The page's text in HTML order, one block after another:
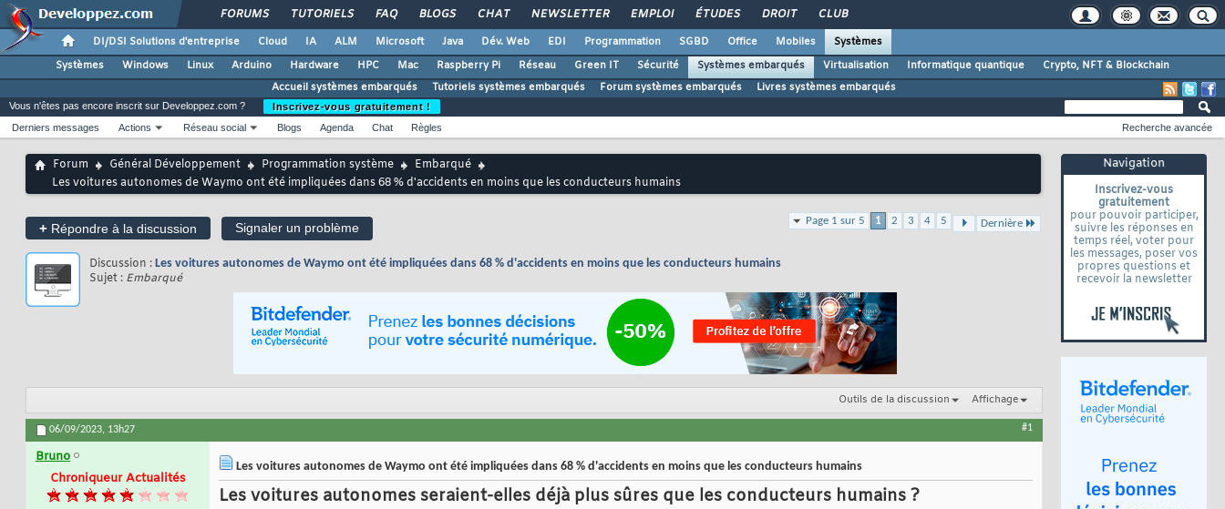
FORUMS TUTORIELS FAQ BLOGS CHAT NEWSLETTER EMPLOI ÉTUDES DROIT CLUB
DI/DSI Solutions d'entreprise Cloud IA ALM Microsoft Java Dév. Web EDI Programmation SGBD Office Mobiles
Systèmes
Systèmes
Windows Linux Arduino Hardware HPC Mac Raspberry Pi Réseau Green IT Sécurité Systèmes embarqués Virtualisation Informatique quantique
Crypto, NFT & Blockchain
Accueil systèmes embarqués
Tutoriels systèmes embarqués Forum systèmes embarqués Livres systèmes embarqués
Navigation
Inscrivez-vous
gratuitement
pour pouvoir participer,
suivre les réponses en
temps réel, voter pour
les messages, poser vos
propres questions et
recevoir la newsletter
Vous n'êtes pas encore inscrit sur Developpez.com ?
Inscrivez-vous gratuitement !
Derniers messages
Actions Réseau social Blogs Agenda Chat Règles Recherche avancée
Forum Général Développement Programmation système
Embarqué
Les voitures autonomes de Waymo ont été impliquées dans 68 % d'accidents en moins que les conducteurs humains
+ Répondre à la discussion Signaler un problème Page 1 sur 5 1 2 3 4 5 Dernière
Discussion : Les voitures autonomes de Waymo ont été impliquées dans 68 % d'accidents en moins que les conducteurs humains
Sujet : Embarqué
Outils de la discussion Affichage
06/09/2023, 13h27 #1
Bruno
Chroniqueur Actualités
Les voitures autonomes de Waymo ont été impliquées dans 68 % d'accidents en moins que les conducteurs humains
Les voitures autonomes seraient-elles déjà plus sûres que les conducteurs humains ?